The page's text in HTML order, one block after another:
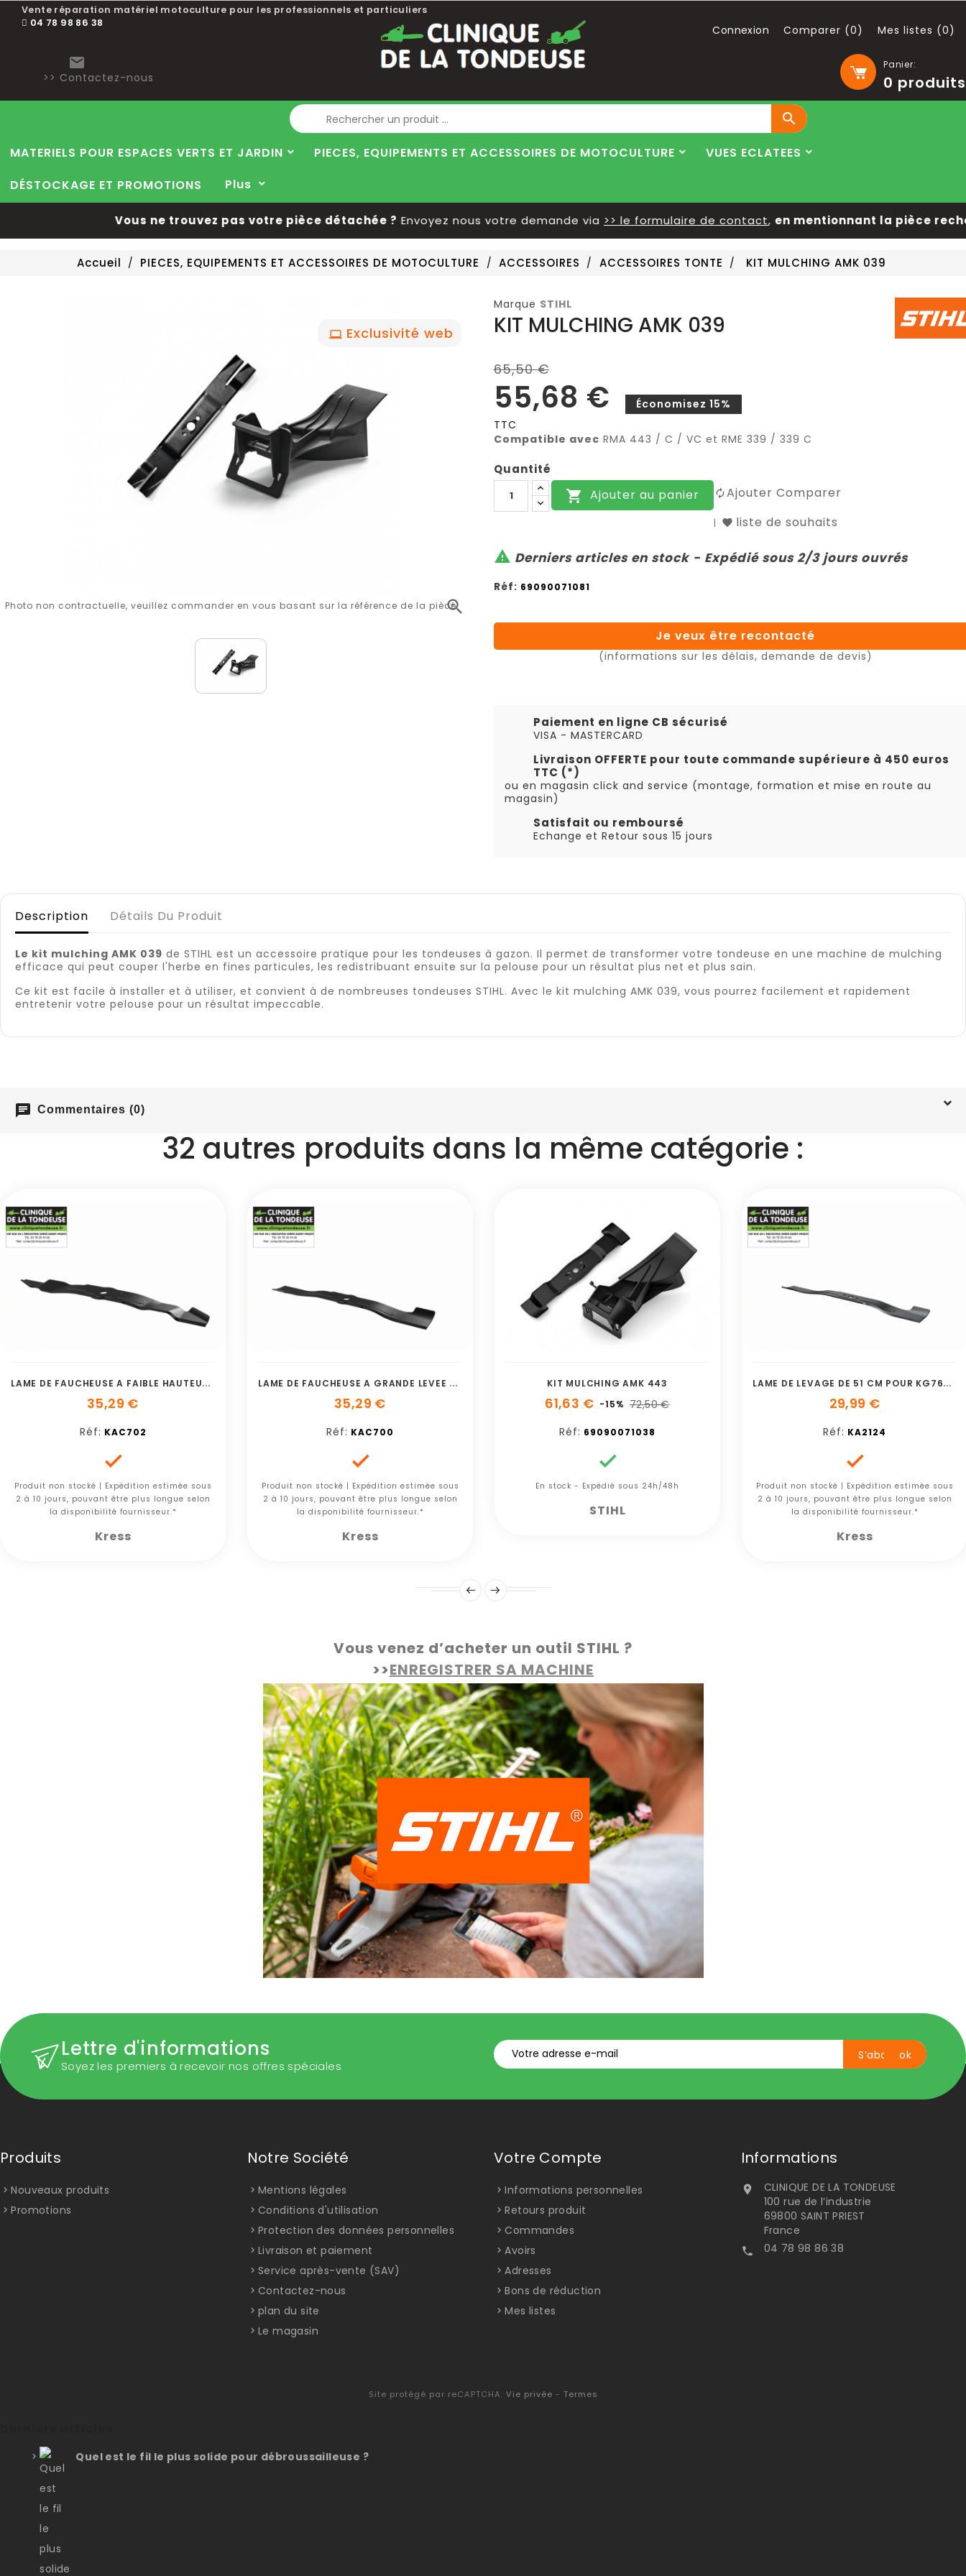
Vente réparation matériel motoculture pour les professionnels et particuliers
04 78 98 86 38
Panier:
0 produits

>> Contactez-nous
Connexion Comparer (0) Mes listes (0)
Blog

MATERIELS POUR ESPACES VERTS ET JARDIN PIECES, EQUIPEMENTS ET ACCESSOIRES DE MOTOCULTURE
VUES ECLATEES
DÉSTOCKAGE ET PROMOTIONS
Plus
Vous ne trouvez pas votre pièce détachée ?Envoyez nous votre demande via>> le formulaire de contact,en mentionnant la pièce
Accueil PIECES, EQUIPEMENTS ET ACCESSOIRES DE MOTOCULTURE ACCESSOIRES ACCESSOIRES TONTE KIT MULCHING AMK 039
Exclusivité web

Photo non contractuelle, veuillez commander en vous basant sur la référence de la pièce
Marque STIHL
KIT MULCHING AMK 039
65,50 €
55,68 €
Économisez 15%
TTC
Compatible avec RMA 443 / C / VC et RME 339 / 339 C
Quantité
 Ajouter au panier
Ajouter Comparer
liste de souhaits
 Derniers articles en stock - Expédié sous 2/3 jours ouvrés
Réf: 69090071081
Je veux être recontacté
(informations sur les délais, demande de devis)
Paiement en ligne CB sécurisé
VISA - MASTERCARD
Livraison OFFERTE pour toute commande supérieure à 450 euros
TTC (*)
ou en magasin click and service (montage, formation et mise en route au
magasin)
Satisfait ou remboursé
Echange et Retour sous 15 jours
Description Détails Du Produit
Le kit mulching AMK 039 de STIHL est un accessoire pratique pour les tondeuses à gazon. Il permet de transformer votre tondeuse en une machine de mulching
efficace qui peut couper l'herbe en fines particules, les redistribuant ensuite sur la pelouse pour un résultat plus net et plus sain.
Ce kit est facile à installer et à utiliser, et convient à de nombreuses tondeuses STIHL. Avec le kit mulching AMK 039, vous pourrez facilement et rapidement
entretenir votre pelouse pour un résultat impeccable.
chat Commentaires (0)
32 autres produits dans la même catégorie :
L
AME DE FAUCHEUSE A FAIBLE HAUTEUR DE 53
35,29 €
Réf: KAC702

Produit non stocké | Expédition estimée sous
2 à 10 jours, pouvant être plus longue selon
la disponibilité fournisseur.*
Kress
L
AME DE FAUCHEUSE A GRANDE LEVEE DE 53 C
35,29 €
Réf: KAC700

Produit non stocké | Expédition estimée sous
2 à 10 jours, pouvant être plus longue selon
la disponibilité fournisseur.*
Kress
KIT MULCHING AMK 443
61,63 € -15% 72,50 €
Réf: 69090071038

En stock - Expédié sous 24h/48h
STIHL
L
AME DE LEVAGE DE 51 CM POUR KG760E.9
29,99 €
Réf: KA2124

Produit non stocké | Expédition estimée sous
2 à 10 jours, pouvant être plus longue selon
la disponibilité fournisseur.*
Kress
Vous venez d’acheter un outil STIHL ?
>>ENREGISTRER SA MACHINE
Lettre d'informations
Soyez les premiers à recevoir nos offres spéciales
Produits
Nouveaux produits
Promotions
Notre Société
Mentions légales
Conditions d'utilisation
Protection des données personnelles
Livraison et paiement
Service après-vente (SAV)
Contactez-nous
plan du site
Le magasin
Votre Compte
Informations personnelles
Retours produit
Commandes
Avoirs
Adresses
Bons de réduction
Mes listes
Informations

CLINIQUE DE LA TONDEUSE
100 rue de l’industrie
69800 SAINT PRIEST
France
 04 78 98 86 38
Site protégé par reCAPTCHA. Vie privée - Termes
Quel est le fil le plus solide pour débroussailleuse ?